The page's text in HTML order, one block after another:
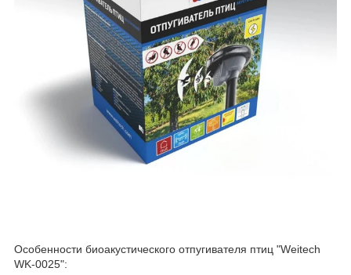
Особенности биоакустического отпугивателя птиц "Weitech
WK-0025":